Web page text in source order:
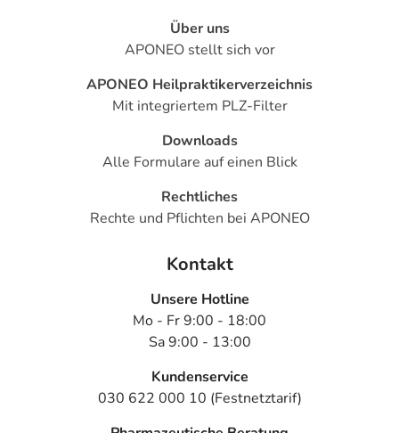
Über uns
APONEO stellt sich vor
APONEO Heilpraktikerverzeichnis
Mit integriertem PLZ-Filter
Downloads
Alle Formulare auf einen Blick
Rechtliches
Rechte und Pflichten bei APONEO
Kontakt
Unsere Hotline
Mo - Fr 9:00 - 18:00
Sa 9:00 - 13:00
Kundenservice
030 622 000 10 (Festnetztarif)